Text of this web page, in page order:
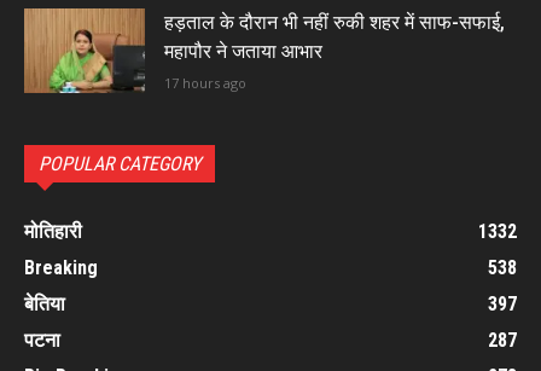
हड़ताल के दौरान भी नहीं रुकी शहर में साफ-सफाई,
महापौर ने जताया आभार
17 hours ago
POPULAR CATEGORY
मोतिहारी
1332
Breaking
538
बेतिया
397
पटना
287